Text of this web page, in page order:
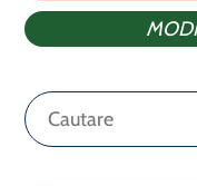
Caută